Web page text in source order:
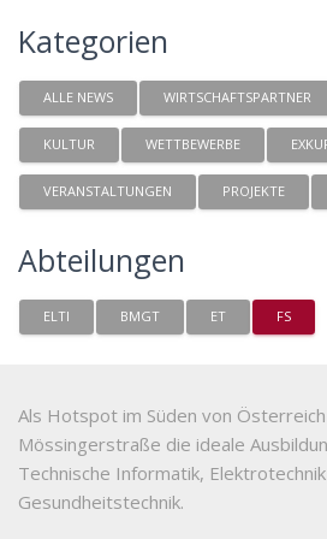
Kategorien
ALLE NEWS WIRTSCHAFTSPARTNER
KULTUR WETTBEWERBE
VERANSTALTUNGEN PROJEKTE
Abteilungen
ELTI BMGT ET FS
Als Hotspot im Süden von
Mössingerstraße die ideale
Technische Informatik,
Gesundheitstechnik.